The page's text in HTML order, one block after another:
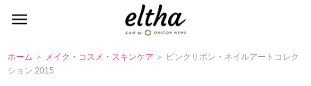
ホーム ＞ メイク・コスメ・スキンケア ＞ ピンクリボン・ネイルアートコレク
ション 2015